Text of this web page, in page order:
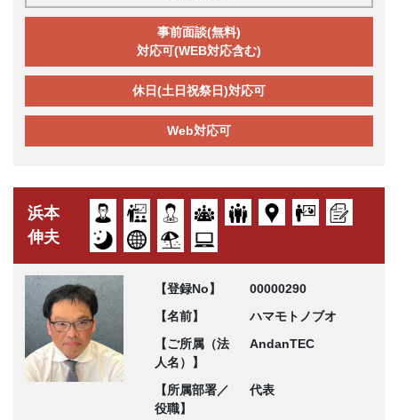
事前面談(無料)
対応可(WEB対応含む)
休日(土日祝祭日)対応可
Web対応可
浜本
伸夫
【登録No】
00000290
【名前】
ハマモトノブオ
【ご所属（法
人名）】
AndanTEC
【所属部署／
役職】
代表